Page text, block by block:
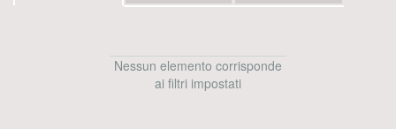
Nessun elemento corrisponde
ai filtri impostati